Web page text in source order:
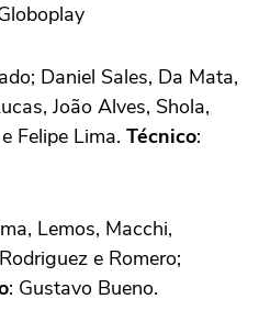
Daniel Sales, Da Mata,
João Alves, Shola,
Felipe Lima. Técnico:
Lemos, Macchi,
e Romero;
: Gustavo Bueno.